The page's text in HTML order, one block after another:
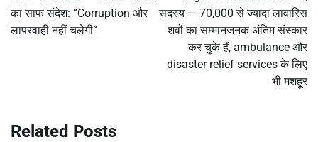
का साफ संदेश: “Corruption और
लापरवाही नहीं चलेगी”
सदस्य — 70,000 से ज्यादा लावारिस
शवों का सम्मानजनक अंतिम संस्कार
कर चुके हैं, ambulance और
disaster relief services के लिए
भी मशहूर
Related Posts